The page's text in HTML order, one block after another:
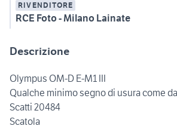
RIVENDITORE
RCE Foto - Milano Lainate
Descrizione
Olympus OM-D E-M1 III
Qualche minimo segno di usura come
Scatti 20484
Scatola